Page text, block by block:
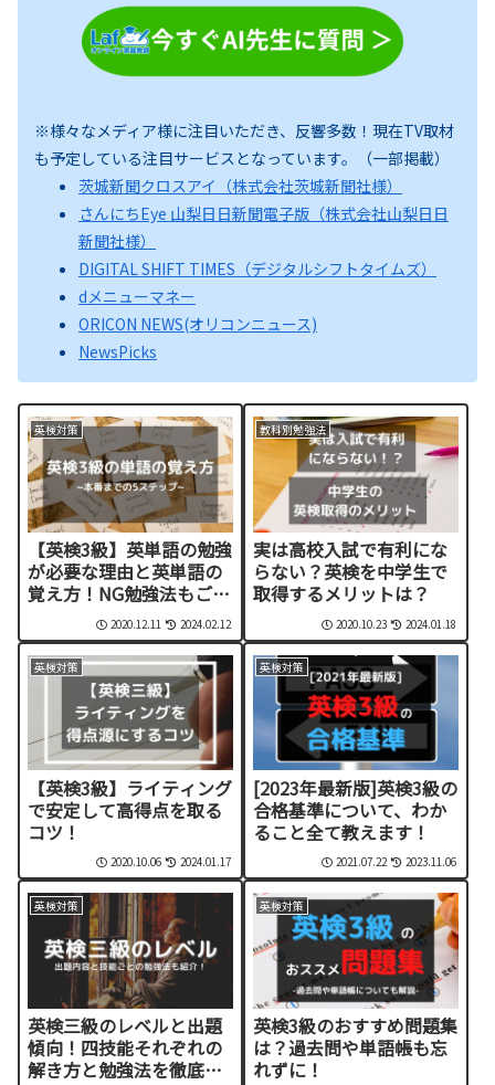
※様々なメディア様に注目いただき、反響多数！現在TV取材
も予定している注目サービスとなっています。（一部掲載）
茨城新聞クロスアイ（株式会社茨城新聞社様）
さんにちEye 山梨日日新聞電子版（株式会社山梨日日
新聞社様）
DIGITAL SHIFT TIMES（デジタルシフトタイムズ）
dメニューマネー
ORICON NEWS(オリコンニュース)
NewsPicks
英検対策
【英検3級】英単語の勉強
が必要な理由と英単語の
覚え方！NG勉強法もご紹
2020.12.11 2024.02.12
教科別勉強法
実は高校入試で有利にな
らない？英検を中学生で
取得するメリットは？
2020.10.23 2024.01.18
英検対策
【英検3級】ライティング
で安定して高得点を取る
コツ！
2020.10.06 2024.01.17
英検対策
[2023年最新版]英検3級の
合格基準について、わか
ること全て教えます！
2021.07.22 2023.11.06
英検対策
英検三級のレベルと出題
傾向！四技能それぞれの
解き方と勉強法を徹底解
英検対策
英検3級のおすすめ問題集
は？過去問や単語帳も忘
れずに！